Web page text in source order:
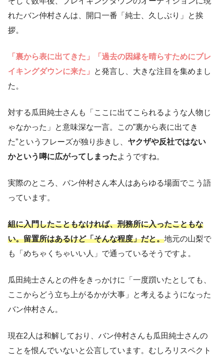
れたバン仲村さんは、開口一番「純士、久しぶり」と挨
拶。
「裏から表に出てきた」「過去の因縁を晴らすためにブレ
イキングダウンに来た」
と発言し、大きな注目を集めまし
た。
対する瓜田純士さんも「ここに出てこられるような人物じ
ゃなかった」と意味深な一言。この”裏から表に出てき
た”というフレーズが独り歩きし、 ヤクザや反社ではない
かという噂に広がってしまったようですね。
実際のところ、バン仲村さん本人はあらゆる場面でこう語
っています。
組に入門したこともなければ、刑務所に入ったこともな
い。留置所はあるけど「そんな程度」だと。地元の山梨で
も「めちゃくちゃいい人」で通っているそうですよ。
瓜田純士さんとの件をきっかけに「一度躓いたとしても、
ここからどう立ち上がるかが大事」と考えるようになった
バン仲村さん。
現在2人は和解しており、バン仲村さんも瓜田純士さんの
ことを恨んでいないと公言しています。むしろリスペクト